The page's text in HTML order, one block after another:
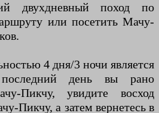
двухдневный поход по
или посетить Мачу-
4 дня/3 ночи является
день вы рано
Пикчу, увидите восход
Пикчу, а затем вернетесь в